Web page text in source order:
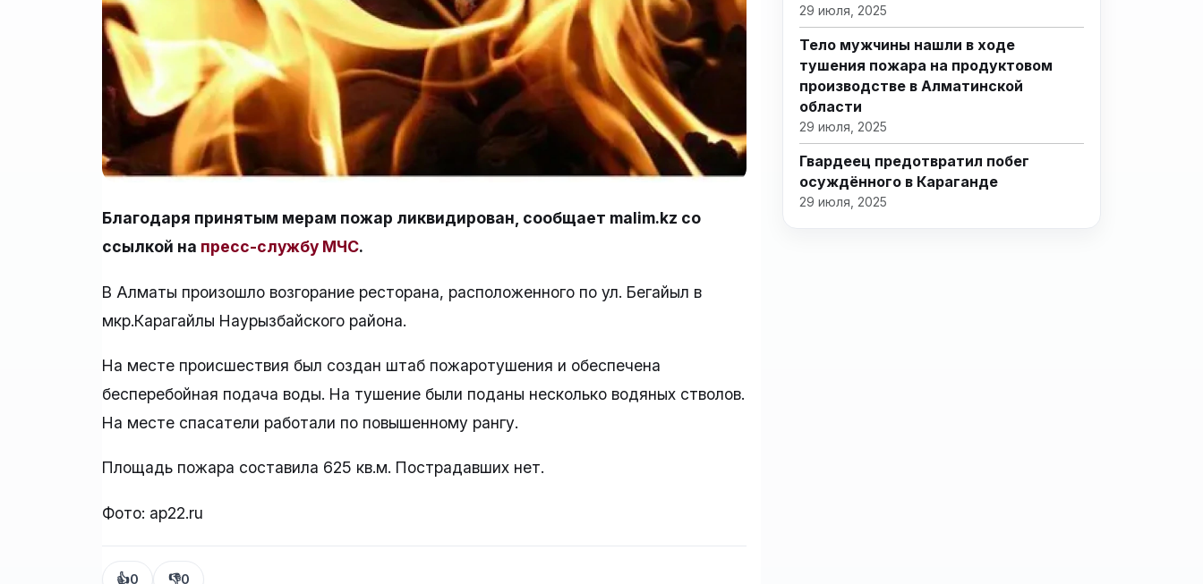
Благодаря принятым мерам пожар ликвидирован, сообщает malim.kz со
ссылкой на пресс-службу МЧС.
В Алматы произошло возгорание ресторана, расположенного по ул. Бегайыл в
мкр.Карагайлы Наурызбайского района.
На месте происшествия был создан штаб пожаротушения и обеспечена
бесперебойная подача воды. На тушение были поданы несколько водяных стволов.
На месте спасатели работали по повышенному рангу.
Площадь пожара составила 625 кв.м. Пострадавших нет.
Фото: ap22.ru
👍0 👎0
29 июля, 2025
Тело мужчины нашли в ходе
тушения пожара на продуктовом
производстве в Алматинской
области
29 июля, 2025
Гвардеец предотвратил побег
осуждённого в Караганде
29 июля, 2025